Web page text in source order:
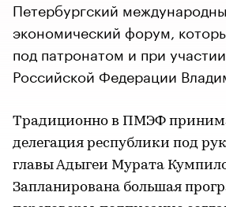
Петербургский
экономический форум,
под патронатом и при
Российской Федерации
Традиционно в ПМЭФ
делегация республики под
главы Адыгеи Мурата
Запланирована большая